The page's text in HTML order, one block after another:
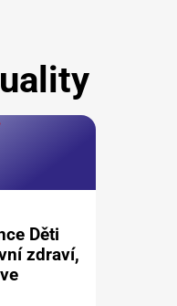
Děti
zdraví,